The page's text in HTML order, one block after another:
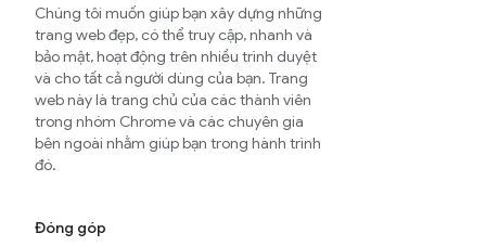
Chúng tôi muốn giúp bạn xây dựng những
trang web đẹp, có thể truy cập, nhanh và
bảo mật, hoạt động trên nhiều trình duyệt
và cho tất cả người dùng của bạn. Trang
web này là trang chủ của các thành viên
trong nhóm Chrome và các chuyên gia
bên ngoài nhằm giúp bạn trong hành trình
đó.
Đóng góp